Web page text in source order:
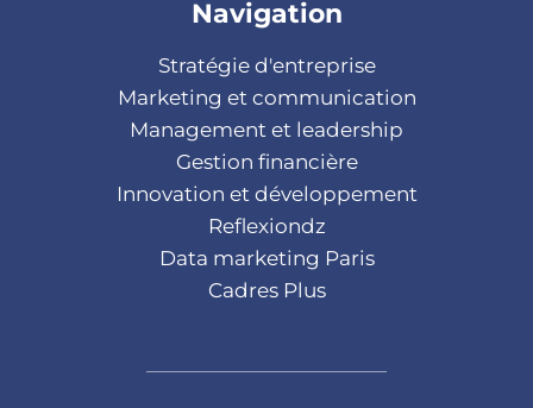
Navigation
Stratégie d'entreprise
Marketing et communication
Management et leadership
Gestion financière
Innovation et développement
Reflexiondz
Data marketing Paris
Cadres Plus